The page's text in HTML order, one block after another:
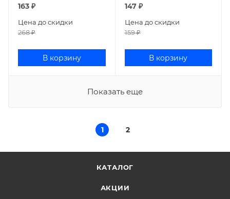
163 ₽
Цена до скидки
268₽
В корзину
147₽
Цена до скидки
159₽
В корзину
Показать еще
1 2
КАТАЛОГ
АКЦИИ